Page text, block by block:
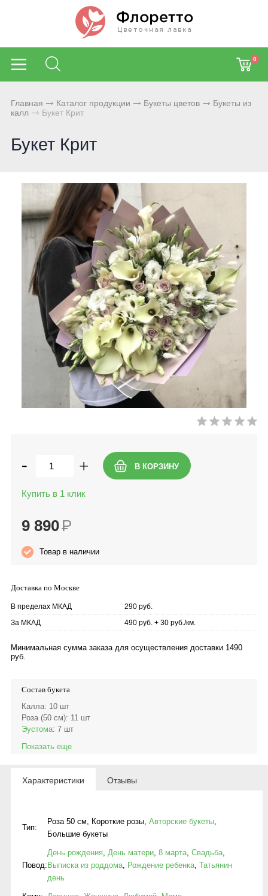
0
Главная Каталог продукции Букеты цветов
Букеты из
калл
Букет Крит
Букет Крит
- +
Купить в 1 клик
9 890Р
Товар в наличии
Доставка по Москве
В пределах МКАД
290 руб.
За МКАД
490 руб. + 30 руб./км.
Минимальная сумма заказа для осуществления доставки 1490
руб.
Состав букета
Калла: 10 шт
Роза (50 см): 11 шт
Эустома: 7 шт
Показать еще
Характеристики Отзывы
Тип:
Роза 50 см, Короткие розы, Авторские букеты,
Большие букеты
Повод:
День рождения, День матери, 8 марта, Свадьба,
Выписка из роддома, Рождение ребенка, Татьянин
день